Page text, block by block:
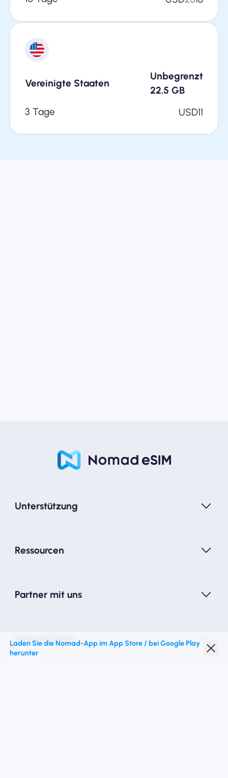
Vereinigte Staaten
Unbegrenzt
22.5 GB
3 Tage
USD11
Unterstützung
Ressourcen
Partner mit uns
Nomad Essim
Laden Sie die Nomad-App im App Store / bei Google Play
herunter